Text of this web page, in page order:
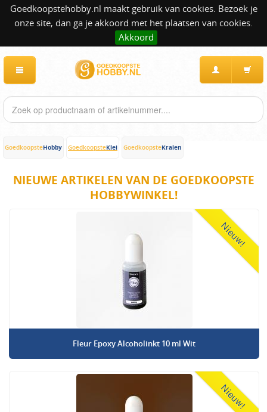
Goedkoopstehobby.nl maakt gebruik van cookies. Bezoek je
onze site, dan ga je akkoord met het plaatsen van cookies.
Akkoord
GoedkoopsteHobby GoedkoopsteKlei GoedkoopsteKralen
NIEUWE ARTIKELEN VAN DE GOEDKOOPSTE
HOBBYWINKEL!
Nieuw!
Fleur Epoxy Alcoholinkt 10 ml Wit
Nieuw!